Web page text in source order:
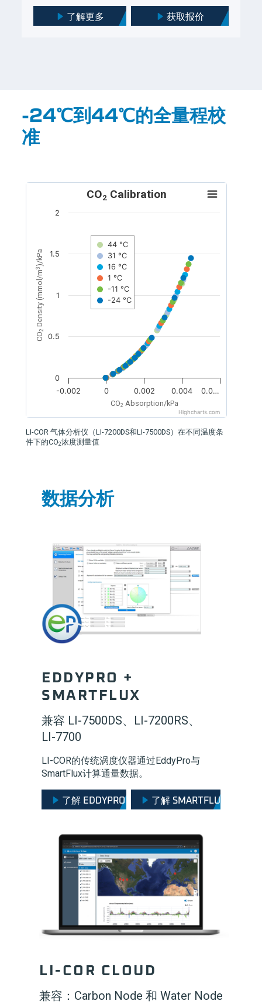
了解更多 获取报价
-24℃到44℃的全量程校
准
CO2 Calibration
CO2 Absorption/kPa
CO
2
Density (mmol/m
3
)/kPa
44 °C
31 °C
16 °C
1 °C
-11 °C
-24 °C
0 0.002 0.004
-0.002 0.0…
0
0.5
1
1.5
2
Highcharts.com
LI-COR 气体分析仪（LI-7200DS和LI-7500DS）在不同温度条
件下的CO2浓度测量值
数据分析
EDDYPRO +
SMARTFLUX
兼容 LI-7500DS、LI-7200RS、
LI-7700
LI-COR的传统涡度仪器通过EddyPro与
SmartFlux计算通量数据。
了解 EDDYPRO 了解 SMARTFLUX
LI-COR CLOUD
兼容：Carbon Node 和 Water Node